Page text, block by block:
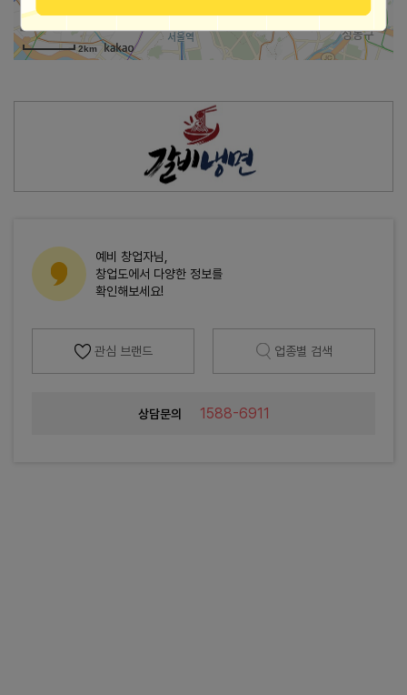
2km
예비 창업자님,
창업도에서 다양한 정보를
확인해보세요!
관심 브랜드 업종별 검색
상담문의 1588-6911